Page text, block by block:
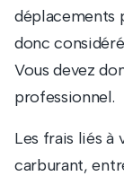
déplacements
donc
Vous devez
professionnel.
Les frais liés à
carburant,